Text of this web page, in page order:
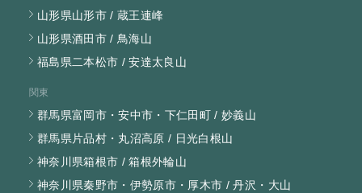
山形県山形市 / 蔵王連峰
山形県酒田市 / 鳥海山
福島県二本松市 / 安達太良山
関東
群馬県富岡市・安中市・下仁田町 / 妙義山
群馬県片品村・丸沼高原 / 日光白根山
神奈川県箱根市 / 箱根外輪山
神奈川県秦野市・伊勢原市・厚木市 / 丹沢・大山